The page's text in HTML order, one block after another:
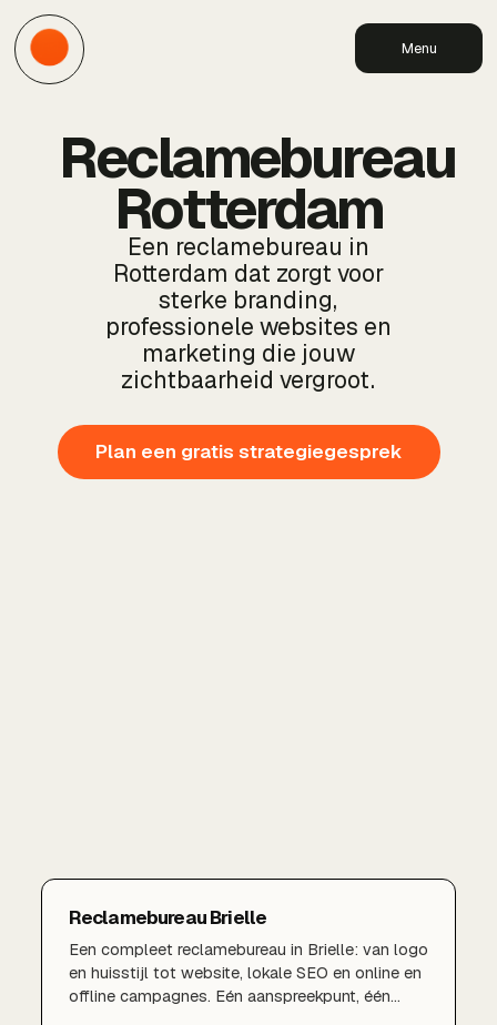
Menu
Reclamebureau
Rotterdam
Een reclamebureau in
Rotterdam dat zorgt voor
sterke branding,
professionele websites en
marketing die jouw
zichtbaarheid vergroot.
Plan een gratis strategiegesprek
Reclamebureau Brielle
Een compleet reclamebureau in Brielle: van logo
en huisstijl tot website, lokale SEO en online en
offline campagnes. Eén aanspreekpunt, één